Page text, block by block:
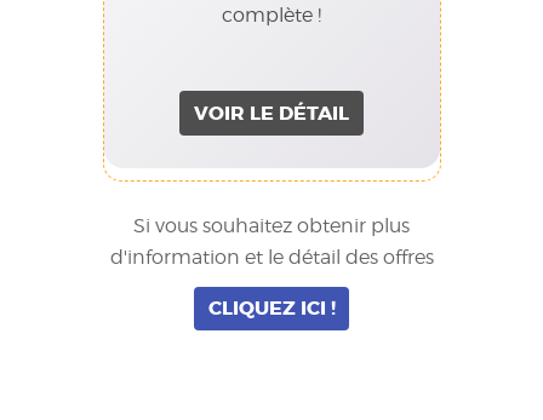
complète !
VOIR LE DÉTAIL
Si vous souhaitez obtenir plus
d'information et le détail des offres
CLIQUEZ ICI !